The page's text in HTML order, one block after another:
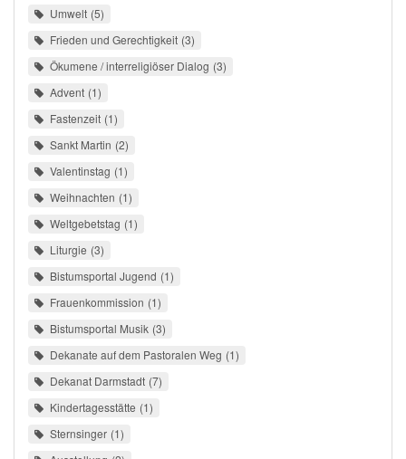
Umwelt 5
Frieden und Gerechtigkeit 3
Ökumene / interreligiöser Dialog 3
Advent 1
Fastenzeit 1
Sankt Martin 2
Valentinstag 1
Weihnachten 1
Weltgebetstag 1
Liturgie 3
Bistumsportal Jugend 1
Frauenkommission 1
Bistumsportal Musik 3
Dekanate auf dem Pastoralen Weg 1
Dekanat Darmstadt 7
Kindertagesstätte 1
Sternsinger 1